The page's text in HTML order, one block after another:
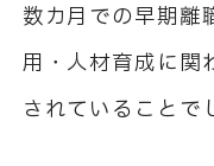
数カ月での早期離
用・人材育成に関
されていることで